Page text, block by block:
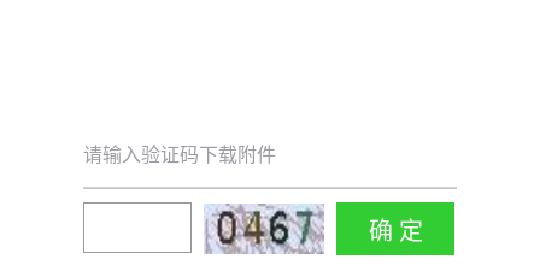
请输入验证码下载附件